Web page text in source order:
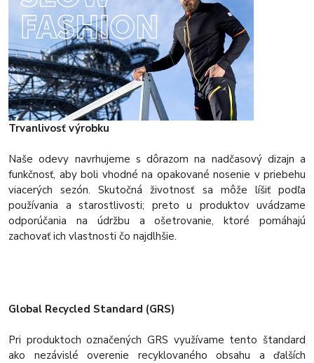
Trvanlivosť výrobku
Naše odevy navrhujeme s dôrazom na nadčasový dizajn a
funkčnosť, aby boli vhodné na opakované nosenie v priebehu
viacerých sezón. Skutočná životnosť sa môže líšiť podľa
používania a starostlivosti; preto u produktov uvádzame
odporúčania na údržbu a ošetrovanie, ktoré pomáhajú
zachovať ich vlastnosti čo najdlhšie.
Global Recycled Standard (GRS)
Pri produktoch označených GRS využívame tento štandard
ako nezávislé overenie recyklovaného obsahu a ďalších